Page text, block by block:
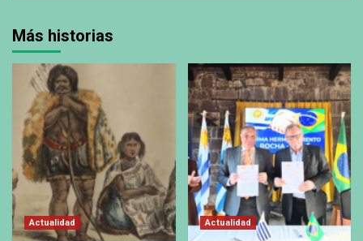
Más historias
Actualidad Actualidad